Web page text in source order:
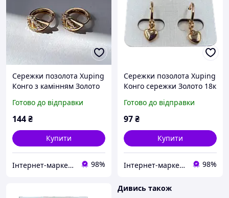
Сережки позолота Xuping
Конго з камінням Золото
Готово до відправки
144₴
Купити
Інтернет-маркет "Прикраса" 98%
Сережки позолота Xuping
Конго сережки Золото 18к
27154
Готово до відправки
97₴
Купити
Інтернет-маркет "Прикраса" 98%
Дивись також